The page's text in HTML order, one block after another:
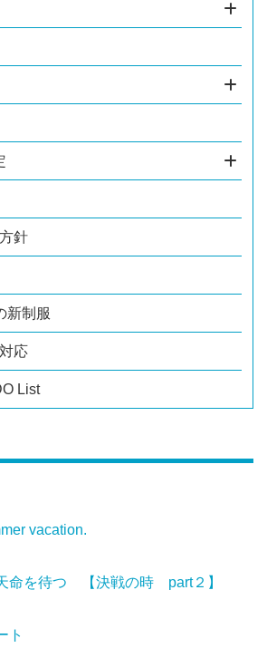
針
新制服
応
List
vacation.
命を待つ 【決戦の時 part２】
ト